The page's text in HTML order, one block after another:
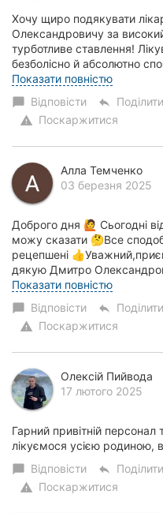
Хочу щиро подякувати
Олександровичу за
турботливе ставлення!
безболісно й абсолютно
поясненням і впевненим
Показати повністю
chat_bubble Відповісти reply
warning Поскаржитися
Алла Темченко
03 березня 2025
Доброго дня 🙋 Сьогодні
можу сказати 🤔Все
рецепшені
дякую Дмитро
процедуру, обов'язково
Показати повністю
chat_bubble Відповісти reply
warning Поскаржитися
Олексій Пийвода
17 лютого 2025
Гарний привітній персонал
лікуємося усією родиною,
chat_bubble Відповісти reply
warning Поскаржитися